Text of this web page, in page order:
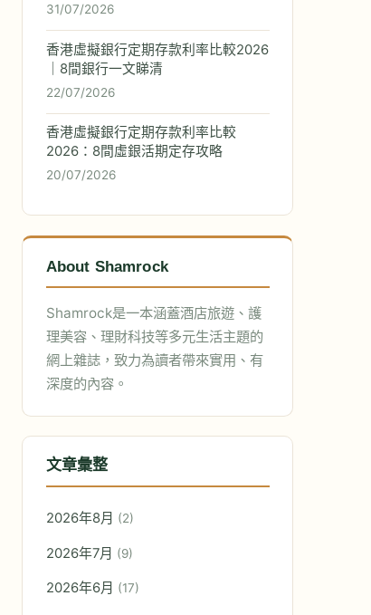
31/07/2026
香港虛擬銀行定期存款利率比較2026
｜8間銀行一文睇清
22/07/2026
香港虛擬銀行定期存款利率比較
2026：8間虛銀活期定存攻略
20/07/2026
About Shamrock
Shamrock是一本涵蓋酒店旅遊、護
理美容、理財科技等多元生活主題的
網上雜誌，致力為讀者帶來實用、有
深度的內容。
文章彙整
2026年8月 (2)
2026年7月 (9)
2026年6月 (17)